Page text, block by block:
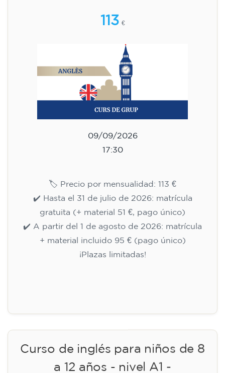
113 €
09/09/2026
17:30
🏷️ Precio por mensualidad: 113 €
✔️ Hasta el 31 de julio de 2026: matrícula
gratuita (+ material 51 €, pago único)
✔️ A partir del 1 de agosto de 2026: matrícula
+ material incluido 95 € (pago único)
¡Plazas limitadas!
Curso de inglés para niños de 8
a 12 años - nivel A1 -